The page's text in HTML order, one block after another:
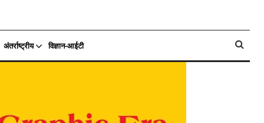
अंतर्राष्ट्रीय विज्ञान-आईटी